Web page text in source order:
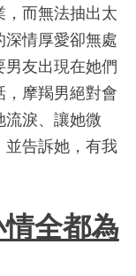
而無法抽出太
情厚愛卻無處
友出現在她們
摩羯男絕對會
流淚、讓她微
並告訴她，有我
全都為